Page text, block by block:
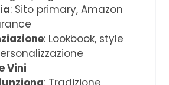
: Sito primary, Amazon
: Lookbook, style
Vini